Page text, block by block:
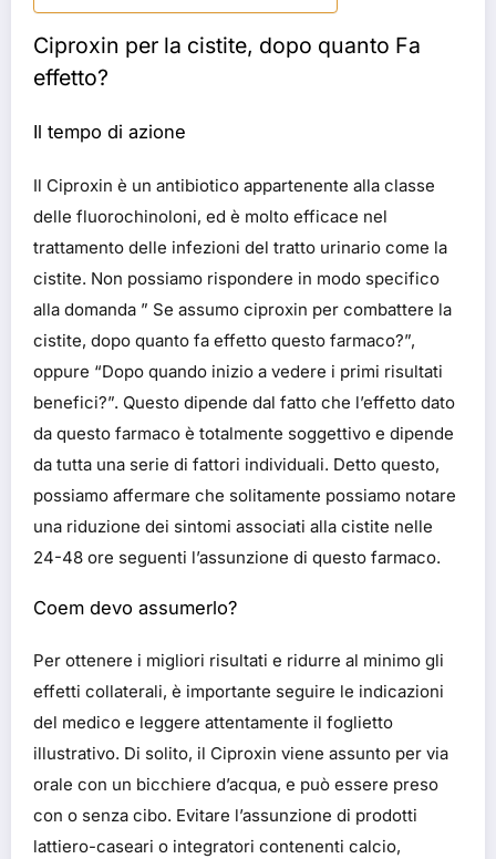
Ciproxin per la cistite, dopo quanto Fa
effetto?
Il tempo di azione
Il Ciproxin è un antibiotico appartenente alla classe
delle fluorochinoloni, ed è molto efficace nel
trattamento delle infezioni del tratto urinario come la
cistite. Non possiamo rispondere in modo specifico
alla domanda ” Se assumo ciproxin per combattere la
cistite, dopo quanto fa effetto questo farmaco?”,
oppure “Dopo quando inizio a vedere i primi risultati
benefici?”. Questo dipende dal fatto che l’effetto dato
da questo farmaco è totalmente soggettivo e dipende
da tutta una serie di fattori individuali. Detto questo,
possiamo affermare che solitamente possiamo notare
una riduzione dei sintomi associati alla cistite nelle
24-48 ore seguenti l’assunzione di questo farmaco.
Coem devo assumerlo?
Per ottenere i migliori risultati e ridurre al minimo gli
effetti collaterali, è importante seguire le indicazioni
del medico e leggere attentamente il foglietto
illustrativo. Di solito, il Ciproxin viene assunto per via
orale con un bicchiere d’acqua, e può essere preso
con o senza cibo. Evitare l’assunzione di prodotti
lattiero-caseari o integratori contenenti calcio,